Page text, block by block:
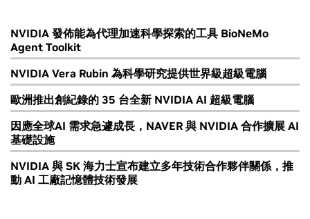
NVIDIA 發佈能為代理加速科學探索的工具 BioNeMo
Agent Toolkit
NVIDIA Vera Rubin 為科學研究提供世界級超級電腦
歐洲推出創紀錄的 35 台全新 NVIDIA AI 超級電腦
因應全球AI 需求急遽成長，NAVER 與 NVIDIA 合作擴展 AI
基礎設施
NVIDIA 與 SK 海力士宣布建立多年技術合作夥伴關係，推
動 AI 工廠記憶體技術發展